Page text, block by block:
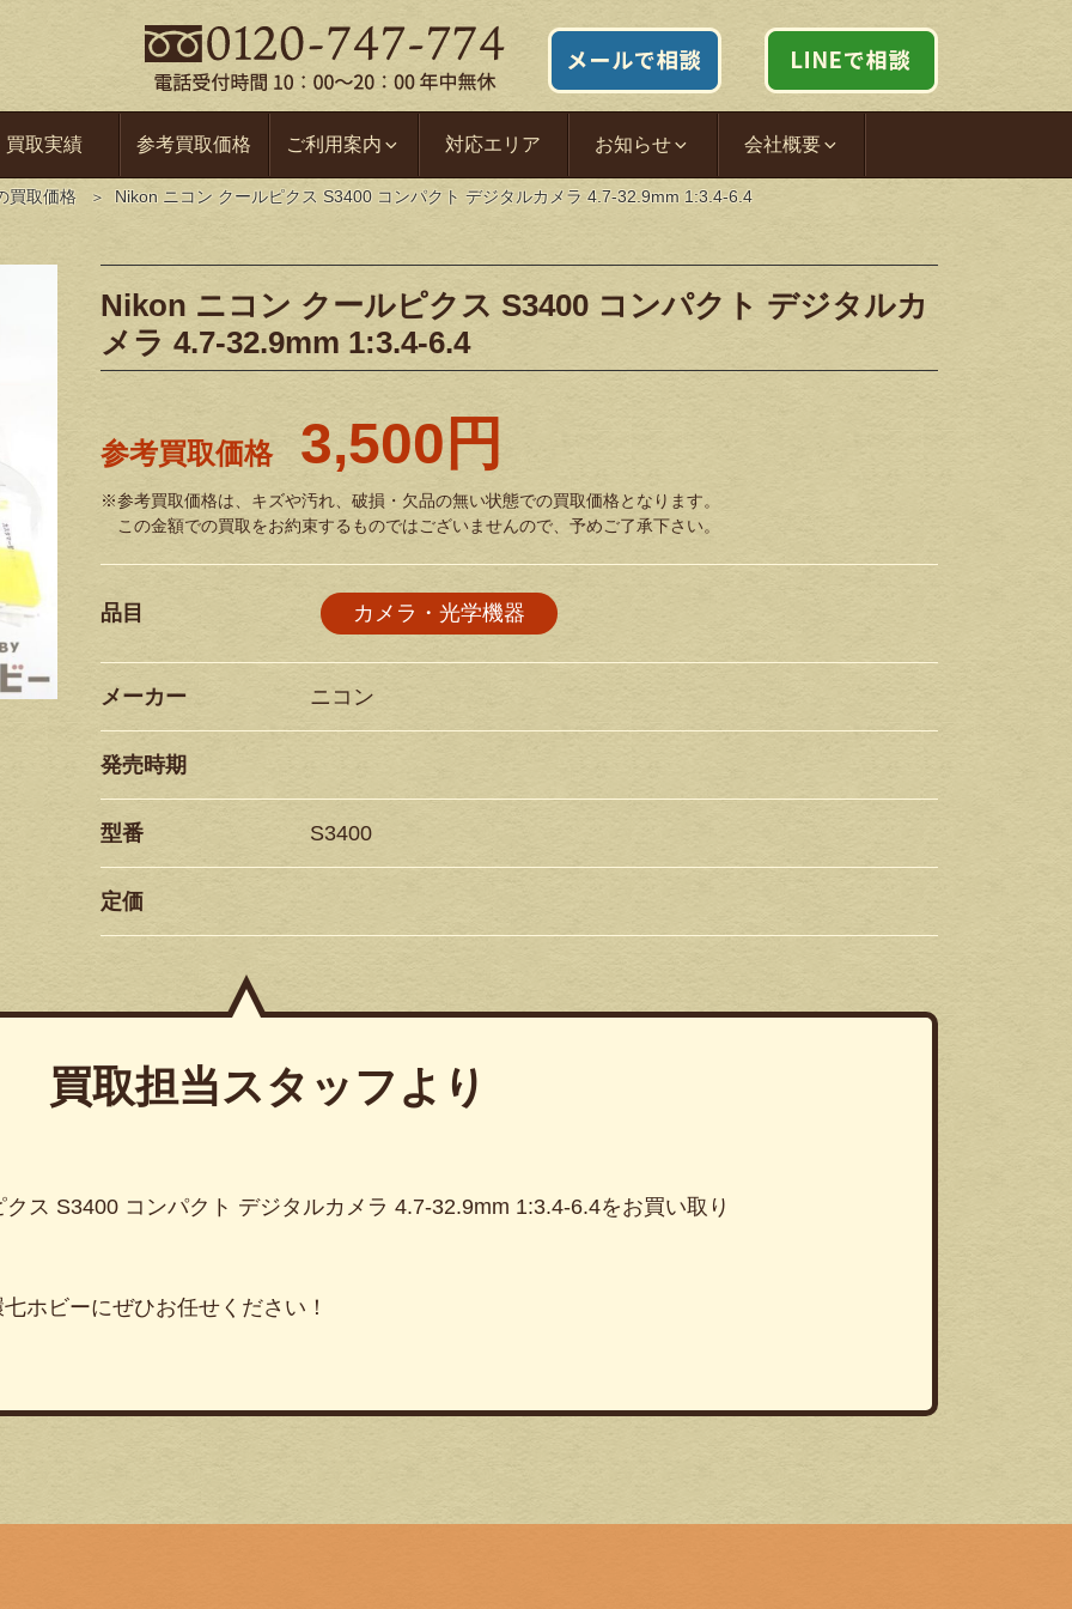
買取実績 参考買取価格 ご利用案内 対応エリア お知らせ 会社概要
買取価格 Nikon ニコン クールピクス S3400 コンパクト デジタルカメラ 4.7-32.9mm 1:3.4-6.4
Nikon ニコン クールピクス S3400 コンパクト デジタルカ
メラ 4.7-32.9mm 1:3.4-6.4
参考買取価格 3,500円
※参考買取価格は、キズや汚れ、破損・欠品の無い状態での買取価格となります。
この金額での買取をお約束するものではございませんので、予めご了承下さい。
品目 カメラ・光学機器
メーカー ニコン
発売時期
型番 S3400
定価
買取担当スタッフより
ス S3400 コンパクト デジタルカメラ 4.7-32.9mm 1:3.4-6.4をお買い取り
ホビーにぜひお任せください！